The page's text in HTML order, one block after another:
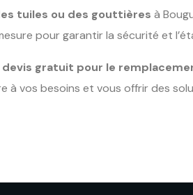
tuiles ou des gouttières à
pour garantir la sécurité et
gratuit pour le
à vos besoins et vous offrir des